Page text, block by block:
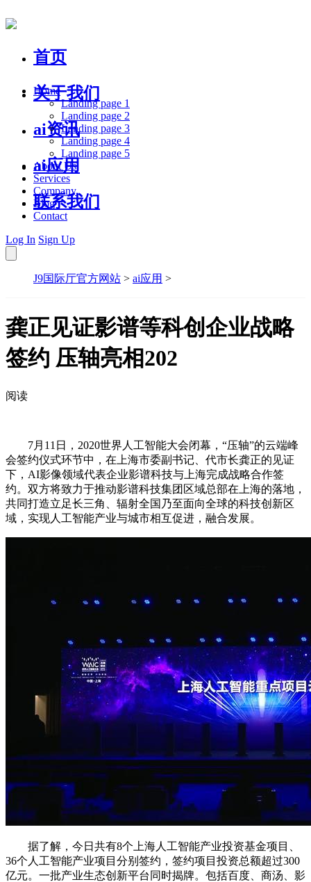
首页
关于我们
ai资讯
ai应用
联系我们
Home
Landing page 1
Landing page 2
Landing page 3
Landing page 4
Landing page 5
About Us
Services
Company
Blog
Contact
Log In Sign Up
J9国际厅官方网站 > ai应用 >
龚正见证影谱等科创企业战略
签约 压轴亮相202
阅读
7月11日，2020世界人工智能大会闭幕，“压轴”的云端峰
会签约仪式环节中，在上海市委副书记、代市长龚正的见证
下，AI影像领域代表企业影谱科技与上海完成战略合作签
约。双方将致力于推动影谱科技集团区域总部在上海的落地，
共同打造立足长三角、辐射全国乃至面向全球的科技创新区
域，实现人工智能产业与城市相互促进，融合发展。
据了解，今日共有8个上海人工智能产业投资基金项目、
36个人工智能产业项目分别签约，签约项目投资总额超过300
亿元。一批产业生态创新平台同时揭牌。包括百度、商汤、影